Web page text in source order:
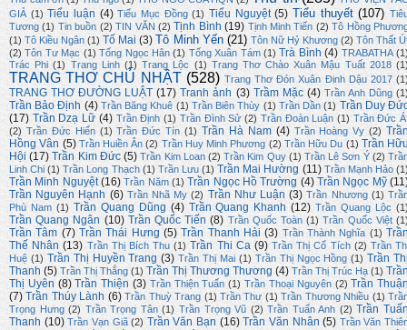
GIẢ (1) Tiểu luận (4) Tiểu Mục Đồng (1) Tiểu Nguyệt (5) Tiểu thuyết (107)
Tương (1) Tin buồn (2) TIN VĂN (2) Tịnh Bình (19) Tịnh Minh Tiến (2) Tô Hồng
(1) Tô Kiều Ngân (1) Tố Mai (3) Tô Minh Yến (21) Tôn Nữ Hỷ Khương (2) Tôn Thất
(2) Tôn Tư Mạc (1) Tống Ngọc Hân (1) Tống Xuân Tám (1) Trà Bình (4) TRABATHA
Trác Phi (1) Trang Linh (1) Trang Lộc (1) Trang Thơ Chào Xuân Mậu Tuất 2018
TRANG THƠ CHỦ NHẬT (528) Trang Thơ Đón Xuân Đinh Dậu 2017
TRANG THƠ ĐƯỜNG LUẬT (17) Tranh ảnh (3) Trầm Mặc (4) Trần Anh Dũng
Trần Bảo Định (4) Trần Băng Khuê (1) Trần Biên Thùy (1) Trần Dần (1) Trần Duy
(17) Trần Dzạ Lữ (4) Trần Định (1) Trần Đình Sử (2) Trần Đoàn Luận (1) Trần Đức
(2) Trần Đức Hiển (1) Trần Đức Tín (1) Trần Hà Nam (4) Trần Hoàng Vy (2)
Hồng Vân (5) Trần Huiền Ân (2) Trần Huy Minh Phương (2) Trần Hữu Du (1) Trần
Hội (17) Trần Kim Đức (5) Trần Kim Loan (2) Trần Kim Quy (1) Trần Lê Sơn Ý (2)
Linh Chi (1) Trần Long Thạch (1) Trần Lưu (1) Trần Mai Hường (11) Trần Mạnh Hảo
Trần Minh Nguyệt (16) Trần Năm (1) Trần Ngọc Hồ Trường (4) Trần Ngọc Mỹ
Trần Nguyên Hạnh (6) Trần Nhã My (2) Trần Như Luận (3) Trần Nhương (1)
Phù Nam (1) Trần Quang Dũng (4) Trần Quang Khanh (12) Trần Quang Lộc
Trần Quang Ngân (10) Trần Quốc Tiến (8) Trần Quốc Toàn (1) Trần Quốc Việt
Trần Tâm (7) Trần Thái Hưng (5) Trần Thanh Hải (3) Trần Thành Nghĩa (1)
Thế Nhân (13) Trần Thị Bích Thu (1) Trần Thi Ca (9) Trần Thị Cổ Tích (2) Trần
Huệ (1) Trần Thị Huyền Trang (3) Trần Thị Mai (1) Trần Thị Ngọc Hồng (1) Trần
Thanh (5) Trần Thị Thắng (1) Trần Thị Thương Thương (4) Trần Thị Trúc Hạ (1)
Thị Uyên (8) Trần Thiện (3) Trần Thiện Tuấn (1) Trần Thoại Nguyên (2) Trần
(7) Trần Thúy Lành (6) Trần Thuỳ Trang (1) Trần Thư (1) Trần Thương Nhiều (1)
Trọng Hưng (2) Trần Trọng Tân (1) Trần Trọng Vũ (2) Trần Tuấn Anh (2) Trần
Thanh (10) Trần Vạn Giã (2) Trần Văn Bạn (16) Trần Văn Nhân (5) Trần Văn